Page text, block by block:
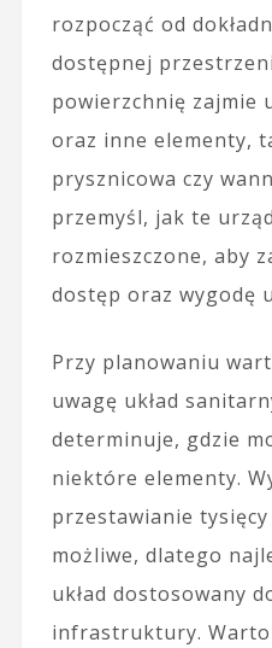
rozpocząć od
dostępnej
powierzchnię zajmie
oraz inne elementy,
prysznicowa czy
przemyśl, jak te
rozmieszczone, aby
dostęp oraz wygodę
Przy planowaniu
uwagę układ
determinuje, gdzie
niektóre elementy.
przestawianie
możliwe, dlatego
układ dostosowany
infrastruktury. Warto